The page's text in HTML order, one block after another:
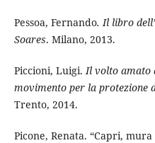
Pessoa, Fernando. Il libro
Soares. Milano, 2013.
Piccioni, Luigi.Il volto amato
movimento per la protezione
Trento, 2014.
Picone, Renata. “Capri,